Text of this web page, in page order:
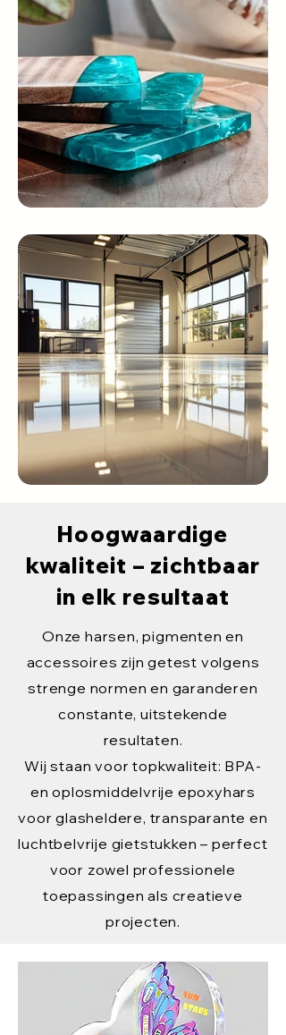
Hoogwaardige
kwaliteit – zichtbaar
in elk resultaat
Onze harsen, pigmenten en
accessoires zijn getest volgens
strenge normen en garanderen
constante, uitstekende
resultaten.
Wij staan voor topkwaliteit: BPA-
en oplosmiddelvrije epoxyhars
voor glasheldere, transparante en
luchtbelvrije gietstukken – perfect
voor zowel professionele
toepassingen als creatieve
projecten.